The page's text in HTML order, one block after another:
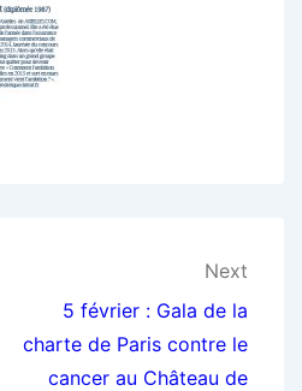
Next
5 février : Gala de la
charte de Paris contre le
cancer au Château de